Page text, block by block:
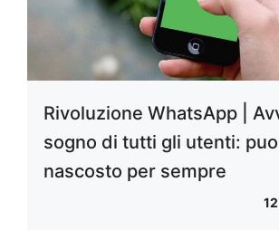
Rivoluzione WhatsApp |
sogno di tutti gli utenti:
nascosto per sempre